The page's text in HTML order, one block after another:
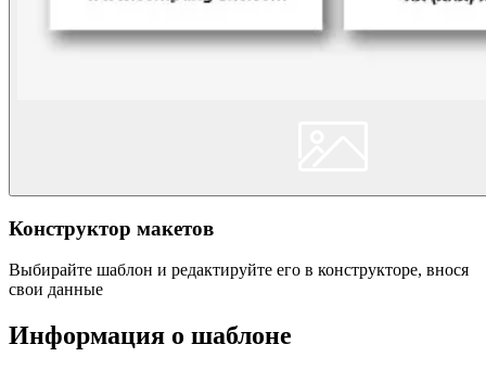
Конструктор макетов
Выбирайте шаблон и редактируйте его в конструкторе, внося
свои данные
Информация о шаблоне